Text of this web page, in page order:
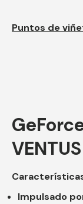
Puntos de
Impulsado